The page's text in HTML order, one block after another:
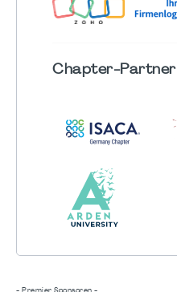
Chapter-Partner